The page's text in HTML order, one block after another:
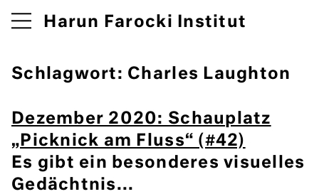
Harun Farocki Institut
Schlagwort: Charles Laughton
Dezember 2020: Schauplatz
„Picknick am Fluss“ (#42)
Es gibt ein besonderes visuelles
Gedächtnis...